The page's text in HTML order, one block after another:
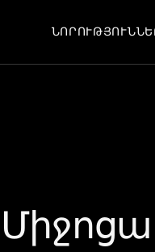
ՆՈՐՈՒԹՅՈՒՆՆԵՐ
ՀՈԴՎԱԾՆԵՐ